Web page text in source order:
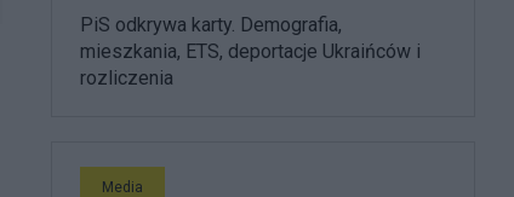
PiS odkrywa karty. Demografia,
mieszkania, ETS, deportacje Ukraińców i
rozliczenia
Media